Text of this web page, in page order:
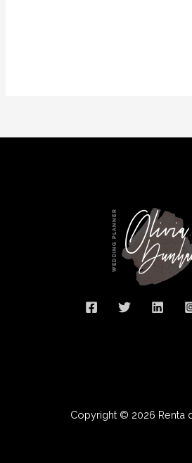
Copyright © 2026 Renta